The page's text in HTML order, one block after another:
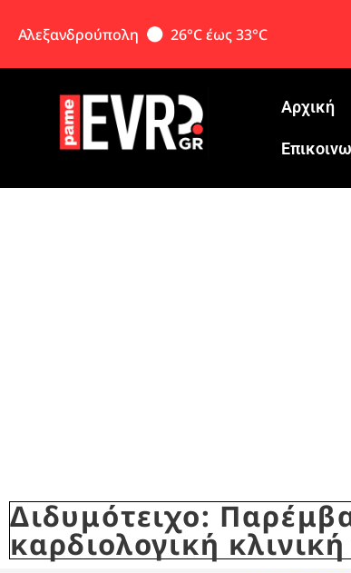
Αλεξανδρούπολη 26°C έως 33°C
Αρχική
Διδυμότειχο:
καρδιολογική